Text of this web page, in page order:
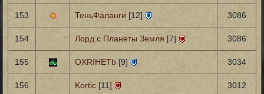
153 ТеньФаланги [12] 3086
154 Лорд с Планеты Земля [7] 3086
155 OXRIHETb [9] 3034
156 Kortic [11] 3012